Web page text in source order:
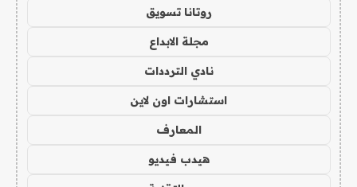
روتانا تسويق
مجلة الابداع
نادي الترددات
استشارات اون لاين
المعارف
هيدب فيديو